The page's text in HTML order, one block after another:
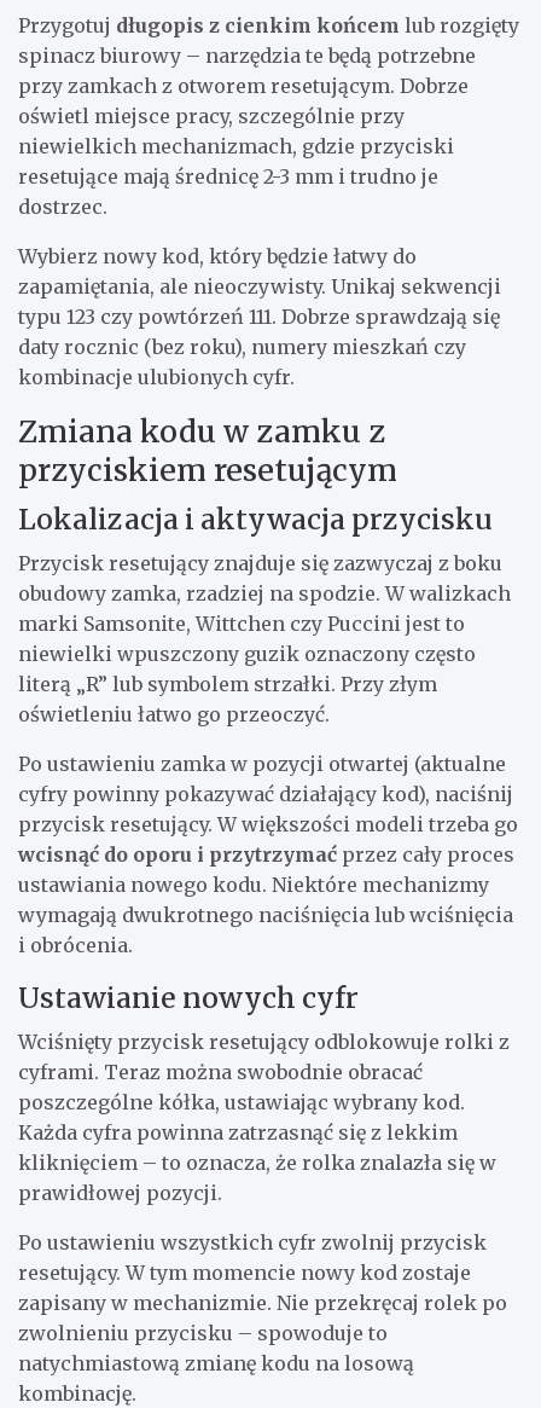
Przygotuj długopis z cienkim końcem lub rozgięty
spinacz biurowy – narzędzia te będą potrzebne
przy zamkach z otworem resetującym. Dobrze
oświetl miejsce pracy, szczególnie przy
niewielkich mechanizmach, gdzie przyciski
resetujące mają średnicę 2-3 mm i trudno je
dostrzec.
Wybierz nowy kod, który będzie łatwy do
zapamiętania, ale nieoczywisty. Unikaj sekwencji
typu 123 czy powtórzeń 111. Dobrze sprawdzają się
daty rocznic (bez roku), numery mieszkań czy
kombinacje ulubionych cyfr.
Zmiana kodu w zamku z
przyciskiem resetującym
Lokalizacja i aktywacja przycisku
Przycisk resetujący znajduje się zazwyczaj z boku
obudowy zamka, rzadziej na spodzie. W walizkach
marki Samsonite, Wittchen czy Puccini jest to
niewielki wpuszczony guzik oznaczony często
literą „R” lub symbolem strzałki. Przy złym
oświetleniu łatwo go przeoczyć.
Po ustawieniu zamka w pozycji otwartej (aktualne
cyfry powinny pokazywać działający kod), naciśnij
przycisk resetujący. W większości modeli trzeba go
wcisnąć do oporu i przytrzymać przez cały proces
ustawiania nowego kodu. Niektóre mechanizmy
wymagają dwukrotnego naciśnięcia lub wciśnięcia
i obrócenia.
Ustawianie nowych cyfr
Wciśnięty przycisk resetujący odblokowuje rolki z
cyframi. Teraz można swobodnie obracać
poszczególne kółka, ustawiając wybrany kod.
Każda cyfra powinna zatrzasnąć się z lekkim
kliknięciem – to oznacza, że rolka znalazła się w
prawidłowej pozycji.
Po ustawieniu wszystkich cyfr zwolnij przycisk
resetujący. W tym momencie nowy kod zostaje
zapisany w mechanizmie. Nie przekręcaj rolek po
zwolnieniu przycisku – spowoduje to
natychmiastową zmianę kodu na losową
kombinację.